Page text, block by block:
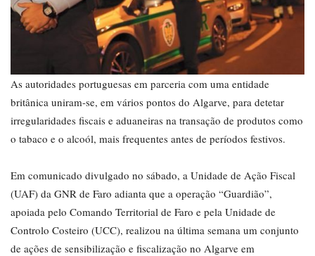
As autoridades portuguesas em parceria com uma entidade
britânica uniram-se, em vários pontos do Algarve, para detetar
irregularidades fiscais e aduaneiras na transação de produtos como
o tabaco e o alcoól, mais frequentes antes de períodos festivos.
Em comunicado divulgado no sábado, a Unidade de Ação Fiscal
(UAF) da GNR de Faro adianta que a operação “Guardião”,
apoiada pelo Comando Territorial de Faro e pela Unidade de
Controlo Costeiro (UCC), realizou na última semana um conjunto
de ações de sensibilização e fiscalização no Algarve em